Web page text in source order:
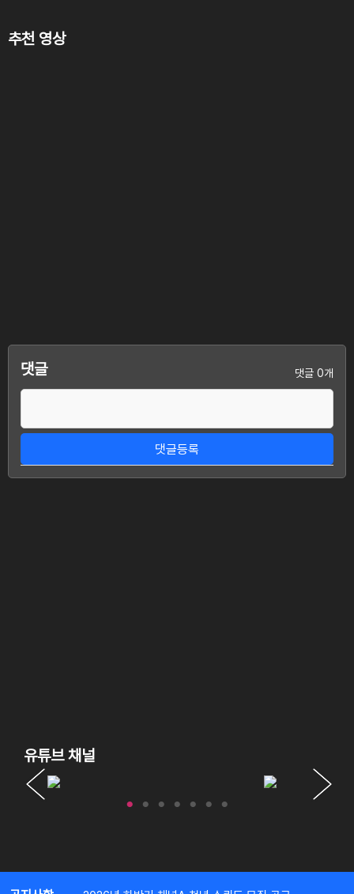
추천 영상
댓글 댓글 0개
댓글등록
유튜브 채널